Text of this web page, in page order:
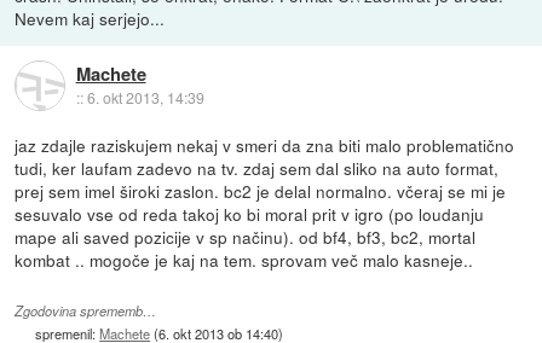
Nevem kaj serjejo...
Machete
::6. okt 2013, 14:39
jaz zdajle raziskujem nekaj v smeri da zna biti malo problematično
tudi, ker laufam zadevo na tv. zdaj sem dal sliko na auto format,
prej sem imel široki zaslon. bc2 je delal normalno. včeraj se mi je
sesuvalo vse od reda takoj ko bi moral prit v igro (po loudanju
mape ali saved pozicije v sp načinu). od bf4, bf3, bc2, mortal
kombat .. mogoče je kaj na tem. sprovam več malo kasneje..
Zgodovina sprememb…
spremenil:Machete(6. okt 2013 ob 14:40)